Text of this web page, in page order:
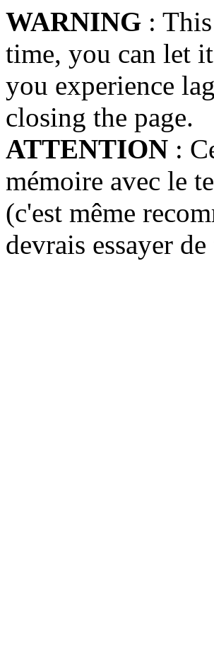
WARNING :
time, you can let
you experience
closing the page.
ATTENTION :
mémoire avec le
(c'est même
devrais essayer